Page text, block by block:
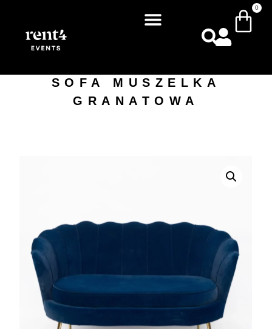
0
SOFA MUSZELKA
GRANATOWA